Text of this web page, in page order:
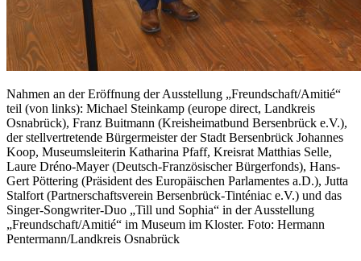
Nahmen an der Eröffnung der Ausstellung „Freundschaft/Amitié“
teil (von links): Michael Steinkamp (europe direct, Landkreis
Osnabrück), Franz Buitmann (Kreisheimatbund Bersenbrück e.V.),
der stellvertretende Bürgermeister der Stadt Bersenbrück Johannes
Koop, Museumsleiterin Katharina Pfaff, Kreisrat Matthias Selle,
Laure Dréno-Mayer (Deutsch-Französischer Bürgerfonds), Hans-
Gert Pöttering (Präsident des Europäischen Parlamentes a.D.), Jutta
Stalfort (Partnerschaftsverein Bersenbrück-Tinténiac e.V.) und das
Singer-Songwriter-Duo „Till und Sophia“ in der Ausstellung
„Freundschaft/Amitié“ im Museum im Kloster. Foto: Hermann
Pentermann/Landkreis Osnabrück